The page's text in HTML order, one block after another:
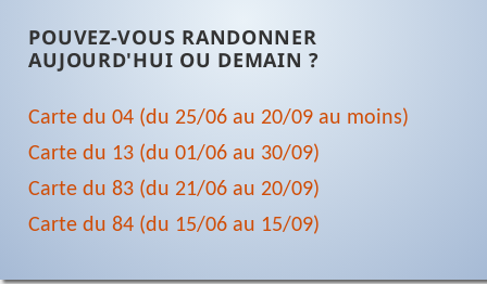
POUVEZ-VOUS RANDONNER
AUJOURD'HUI OU DEMAIN ?
Carte du 04 (du 25/06 au 20/09 au moins)
Carte du 13 (du 01/06 au 30/09)
Carte du 83 (du 21/06 au 20/09)
Carte du 84 (du 15/06 au 15/09)